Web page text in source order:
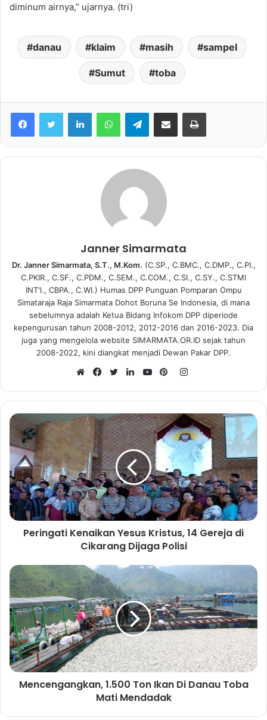
diminum airnya,” ujarnya. (tri)
danau klaim masih sampel
Sumut toba
Telegram
Janner Simarmata
Dr. Janner Simarmata, S.T., M.Kom. (C.SP., C.BMC., C.DMP., C.PI.,
C.PKIR., C.SF., C.PDM., C.SEM., C.COM., C.SI., C.SY., C.STMI
INT'l., CBPA., C.WI.) Humas DPP Punguan Pomparan Ompu
Simataraja Raja Simarmata Dohot Boruna Se Indonesia, di mana
sebelumnya adalah Ketua Bidang Infokom DPP diperiode
kepengurusan tahun 2008-2012, 2012-2016 dan 2016-2023. Dia
juga yang mengelola website SIMARMATA.OR.ID sejak tahun
2008-2022, kini diangkat menjadi Dewan Pakar DPP.
e
b
s
t
e
a
c
e
b
o
o
k
w
i
t
t
e
r
i
n
k
e
d
I
n
o
u
T
u
b
e
i
n
t
e
r
e
s
t
I
s
t
a
g
r
a
m
Peringati Kenaikan Yesus Kristus, 14 Gereja di
Cikarang Dijaga Polisi
Mencengangkan, 1.500 Ton Ikan Di Danau Toba
Mati Mendadak